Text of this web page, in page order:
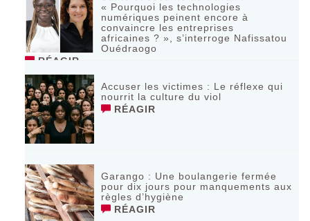
« Pourquoi les technologies
numériques peinent encore à
convaincre les entreprises
africaines ? », s’interroge Nafissatou
Ouédraogo
RÉAGIR
Accuser les victimes : Le réflexe qui
nourrit la culture du viol
RÉAGIR
Garango : Une boulangerie fermée
pour dix jours pour manquements aux
règles d’hygiène
RÉAGIR